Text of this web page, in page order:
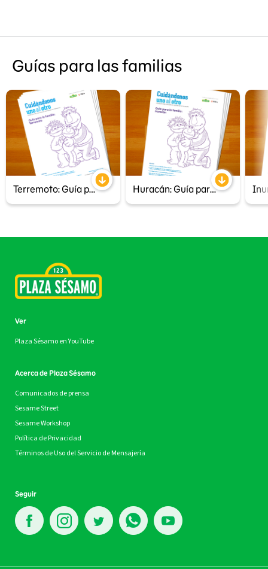
Guías para las familias
Terremoto: Guía para la familia Huracán: Guía para la familia
Ver
Plaza Sésamo en YouTube
Acerca de Plaza Sésamo
Comunicados de prensa
Sesame Street
Sesame Workshop
Política de Privacidad
Términos de Uso del Servicio de Mensajería
Seguir